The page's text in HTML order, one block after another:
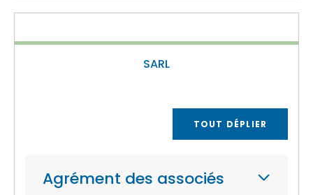
SARL
TOUT DÉPLIER
Agrément des associés